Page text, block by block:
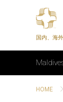
国内、海
HOME